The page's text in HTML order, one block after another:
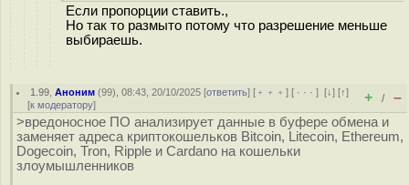
Если пропорции ставить.,
Но так то размыто потому что разрешение меньше
выбираешь.
1.99 ,Аноним (99), 08:43, 20/10/2025 [ответить] [ ﹢﹢﹢] [ · · ·][↓] [↑]
[к модератору] + / –
>вредоносное ПО анализирует данные в буфере обмена и
заменяет адреса криптокошельков Bitcoin, Litecoin, Ethereum,
Dogecoin, Tron, Ripple и Cardano на кошельки
злоумышленников